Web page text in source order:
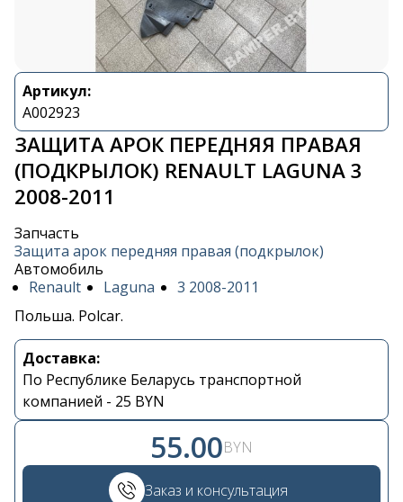
Артикул:
A002923
ЗАЩИТА АРОК ПЕРЕДНЯЯ ПРАВАЯ
(ПОДКРЫЛОК) RENAULT LAGUNA 3
2008-2011
Запчасть
Защита арок передняя правая (подкрылок)
Автомобиль
Renault
Laguna
3 2008-2011
Польша. Polcar.
Доставка:
По Республике Беларусь транспортной
компанией - 25 BYN
55.00BYN
Заказ и консультация
Контакты
+375 29 870 15 80
Viber